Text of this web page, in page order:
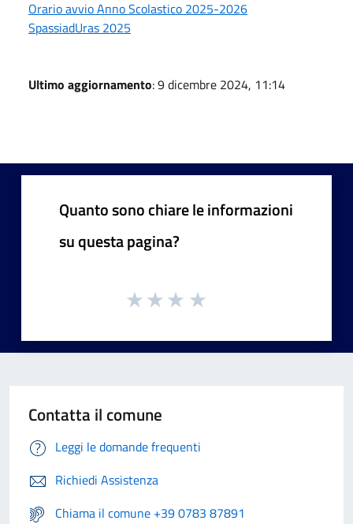
Orario avvio Anno Scolastico 2025-2026
SpassiadUras 2025
Ultimo aggiornamento: 9 dicembre 2024, 11:14
Quanto sono chiare le informazioni
su questa pagina?
Contatta il comune
Leggi le domande frequenti
Richiedi Assistenza
Chiama il comune +39 0783 87891